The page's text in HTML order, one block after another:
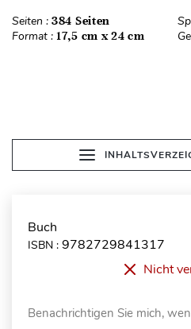
Seiten : 384 Seiten
Format : 17,5 cm x 24 cm
Buch
ISBN : 9782729841317
Nicht
Benachrichtigen Sie mich,